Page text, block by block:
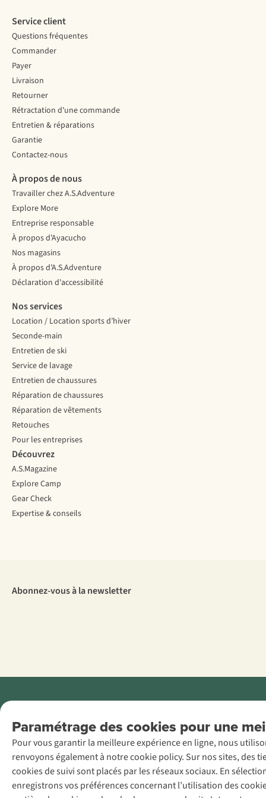
Paramétrage des cookies pour une
Pour vous garantir la meilleure expérience en ligne, nous
renvoyons également à notre cookie policy. Sur nos sites, des
cookies de suivi sont placés par les réseaux sociaux. En
enregistrons vos préférences concernant l’utilisation des
Service client
Questions fréquentes
Commander
Payer
Livraison
Retourner
Rétractation d'une commande
Entretien & réparations
Garantie
Contactez-nous
À propos de nous
Travailler chez A.S.Adventure
Explore More
Entreprise responsable
À propos d’Ayacucho
Nos magasins
À propos d’A.S.Adventure
Déclaration d'accessibilité
Nos services
Location / Location sports d’hiver
Seconde-main
Entretien de ski
Service de lavage
Entretien de chaussures
Réparation de chaussures
Réparation de vêtements
Retouches
Pour les entreprises
Découvrez
A.S.Magazine
Explore Camp
Gear Check
Expertise & conseils
Abonnez-vous à la newsletter
AS Adventure
France SAS,
Rue du Vieux
Faubourg 14, F-
59000 Lille